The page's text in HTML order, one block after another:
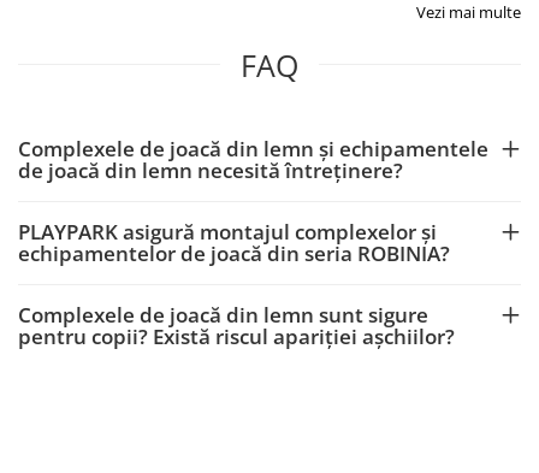
Vezi mai multe
FAQ
Complexele de joacă din lemn și echipamentele
de joacă din lemn necesită întreținere?
PLAYPARK asigură montajul complexelor și
echipamentelor de joacă din seria ROBINIA?
Complexele de joacă din lemn sunt sigure
pentru copii? Există riscul apariției așchiilor?